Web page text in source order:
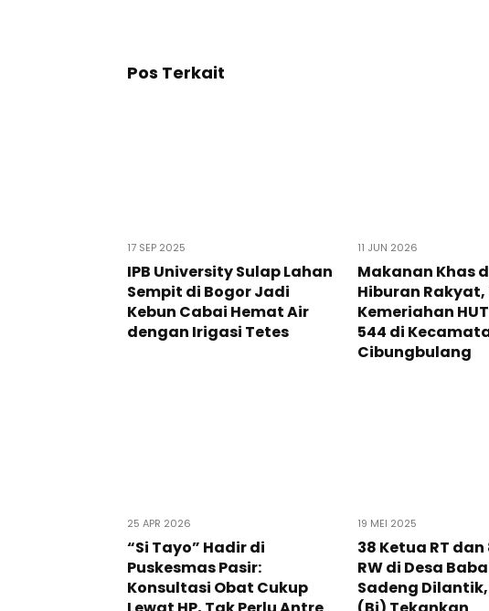
Pos Terkait
17 SEP 2025
IPB University Sulap Lahan
Sempit di Bogor Jadi
Kebun Cabai Hemat Air
dengan Irigasi Tetes
11 JUN 2026
Makanan Khas
Hiburan Rakyat,
Kemeriahan
544 di
Cibungbulang
25 APR 2026
“Si Tayo” Hadir di
Puskesmas Pasir:
Konsultasi Obat Cukup
19 MEI 2025
38 Ketua RT
RW di Desa
Sadeng